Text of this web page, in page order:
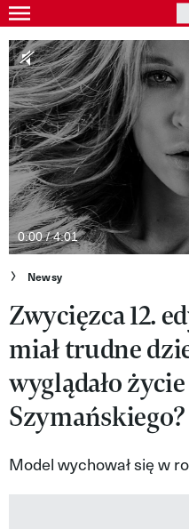
Skip
to
main
content
Gwiazdy
Ludzie
Moda
Uroda
Styl życia
Kultura
Wideo
Nasze akcje
VIVA!ART
VIVA!MODA
VIVA!LIFESTYLE
VIVA!MAN
VIVA!PEOPLE POWER
0:00 / 4:01
Newsy
Zwycięzca 12.
miał trudne
wyglądało
Szymańskiego?
Model wychował się w